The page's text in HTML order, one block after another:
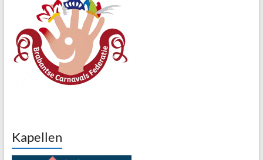
Kapellen